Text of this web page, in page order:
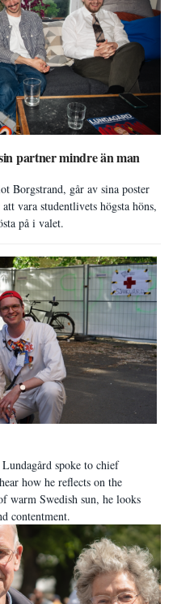
partner mindre än man
Borgstrand, går av sina poster
vara studentlivets högsta höns,
på i valet.
spoke to chief
how he reflects on the
warm Swedish sun, he looks
contentment.